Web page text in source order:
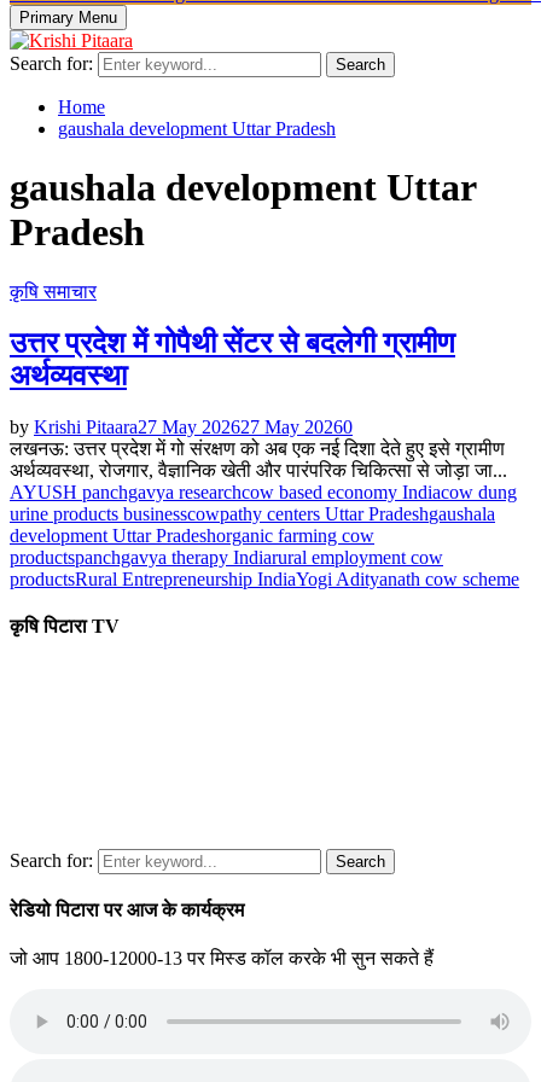
Primary Menu
Search for: Search
Home
gaushala development Uttar Pradesh
gaushala development Uttar
Pradesh
कृषि समाचार
उत्तर प्रदेश में गोपैथी सेंटर से बदलेगी ग्रामीण
अर्थव्यवस्था
by Krishi Pitaara27 May 202627 May 20260
लखनऊ: उत्तर प्रदेश में गो संरक्षण को अब एक नई दिशा देते हुए इसे ग्रामीण
अर्थव्यवस्था, रोजगार, वैज्ञानिक खेती और पारंपरिक चिकित्सा से जोड़ा जा...
AYUSH panchgavya researchcow based economy Indiacow dung
urine products businesscowpathy centers Uttar Pradeshgaushala
development Uttar Pradeshorganic farming cow
productspanchgavya therapy Indiarural employment cow
productsRural Entrepreneurship IndiaYogi Adityanath cow scheme
कृषि पिटारा TV
Search for: Search
रेडियो पिटारा पर आज के कार्यक्रम
जो आप 1800-12000-13 पर मिस्ड कॉल करके भी सुन सकते हैं